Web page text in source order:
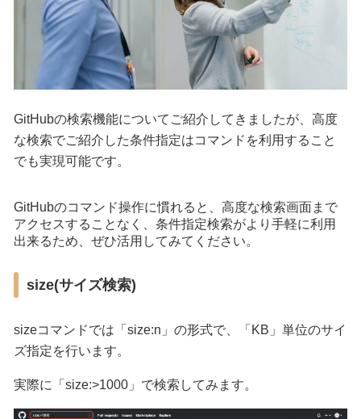
GitHubの検索機能についてご紹介してきましたが、高度
な検索でご紹介した条件指定はコマンドを利用すること
でも実現可能です。
GitHubのコマンド操作に慣れると、高度な検索画面まで
アクセスすることなく、条件指定検索がより手軽に利用
出来るため、ぜひ活用してみてください。
size(サイズ検索)
sizeコマンドでは「size:n」の形式で、「KB」単位のサイ
ズ指定を行います。
実際に「size:>1000」で検索してみます。